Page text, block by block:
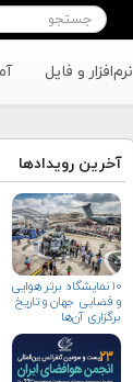
نرم‌افزار و فایل
آخرین رویدادها
۱۰ نمایشگاه برتر هوایی
و فضایی جهان و تاریخ
برگزاری آن‌ها